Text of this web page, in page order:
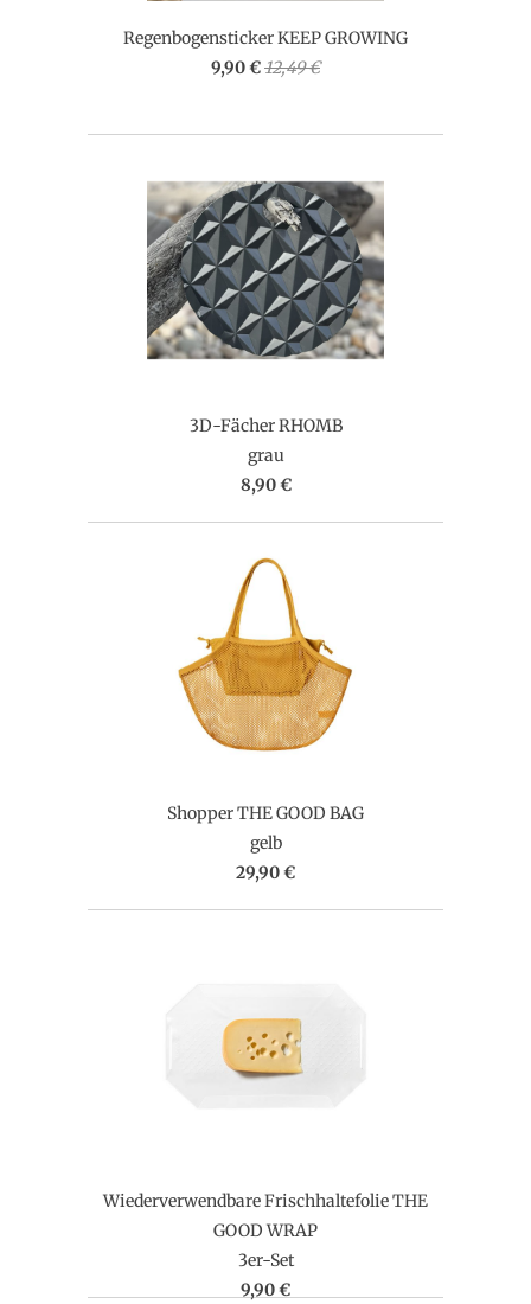
Regenbogensticker KEEP GROWING
9,90 €12,49 €
3D-Fächer RHOMB
grau
8,90 €
Shopper THE GOOD BAG
gelb
29,90 €
Wiederverwendbare Frischhaltefolie THE
GOOD WRAP
3er-Set
9,90 €